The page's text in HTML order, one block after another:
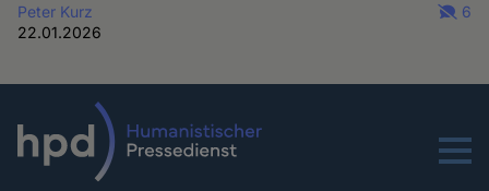
Peter Kurz
22.01.2026
6
Menu